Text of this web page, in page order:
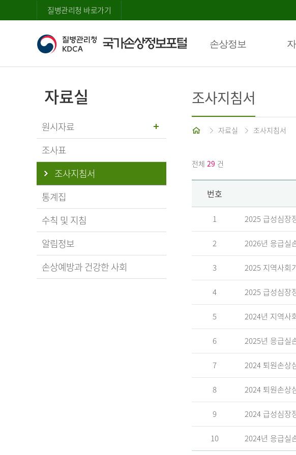
질병관리청 바로가기
손상정보
자료실
원시자료
조사표
조사지침서
통계집
수칙 및 지침
알림정보
손상예방과 건강한 사회
조사지침서
홈 자료실 조사지침서
전체 29 건
번호
1 2025 급성심장
2 2026년 응급실
3 2025 지역사회
4 2025 급성심장
5 2024년 지역사
6 2025년 응급실
7 2024 퇴원손상
8 2024 퇴원손상
9 2024 급성심장
10 2024년 응급실